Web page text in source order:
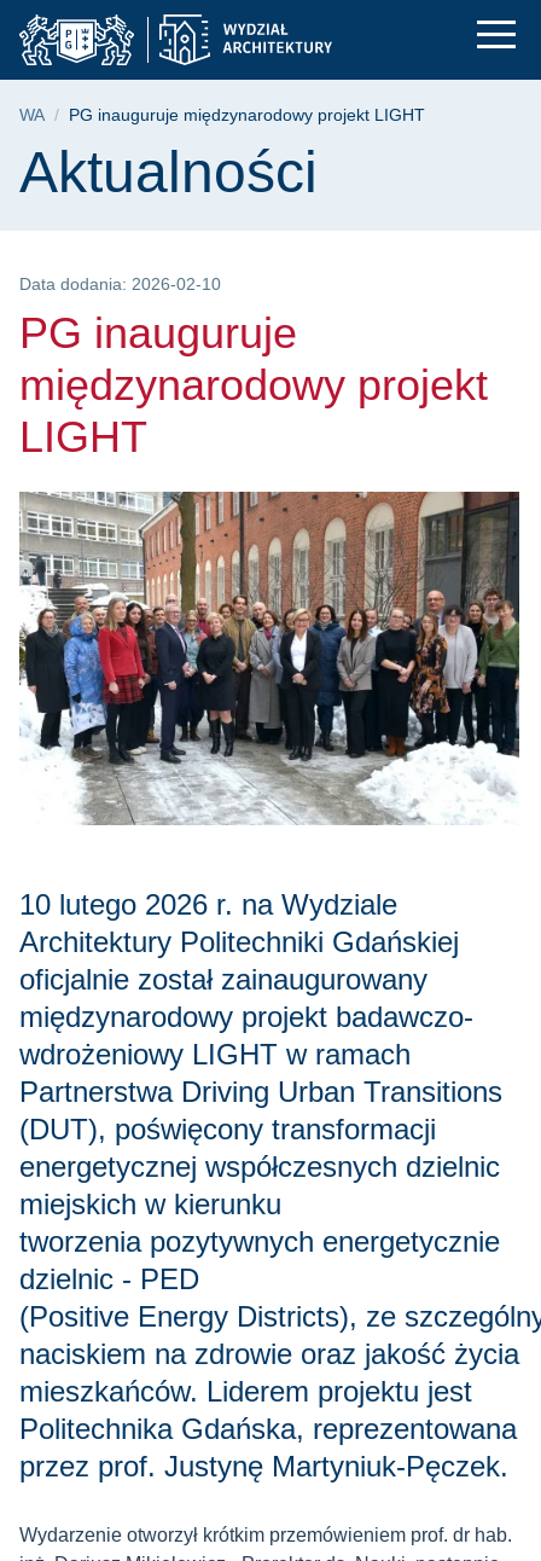
Przejdź
do
menu
Przejdź
do
wyszukiwarki
Przejdź
do
treści
PG inauguruje
Ścieżka nawigacyjna
WA PG inauguruje międzynarodowy projekt LIGHT
Treść strony
Aktualności
Data dodania: 2026-02-10
PG inauguruje
międzynarodowy projekt
LIGHT
10 lutego 2026 r. na Wydziale
Architektury Politechniki Gdańskiej
oficjalnie został zainaugurowany
międzynarodowy projekt badawczo-
wdrożeniowy LIGHT w ramach
Partnerstwa Driving Urban Transitions
(DUT), poświęcony transformacji
energetycznej współczesnych dzielnic
miejskich w kierunku
tworzenia pozytywnych energetycznie
dzielnic - PED
(Positive Energy Districts), ze
naciskiem na zdrowie oraz jakość życia
mieszkańców. Liderem projektu jest
Politechnika Gdańska, reprezentowana
przez prof. Justynę Martyniuk-Pęczek.
Wydarzenie otworzył krótkim przemówieniem prof. dr hab.